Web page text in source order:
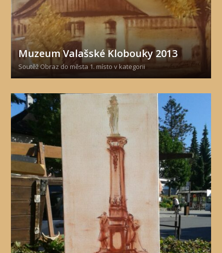
Muzeum Valašské Klobouky 2013
Soutěž Obraz do města 1. místo v kategorii